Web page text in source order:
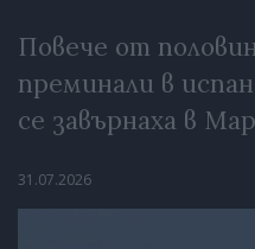
Повече от
преминали в
се завърнаха в
31.07.2026